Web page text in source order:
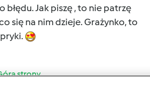
Jak piszę , to nie patrzę
się na nim dzieje. Grażynko, to
strony